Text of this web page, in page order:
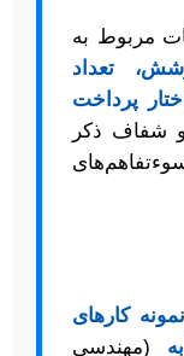
مربوط به
تعداد
پرداخت
شفاف ذکر
کارهای
(مهندسی